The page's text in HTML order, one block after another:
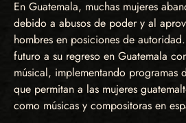
En Guatemala, muchas mujeres
debido a abusos de poder y al
hombres en posiciones de
futuro a su regreso en Guatemala
músical, implementando programas
que permitan a las mujeres
como músicas y compositoras en